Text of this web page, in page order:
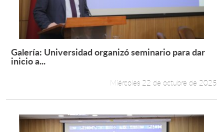
Leer más +
Galería: Universidad organizó seminario para dar
inicio a...
Miércoles 22 de octubre de 2025